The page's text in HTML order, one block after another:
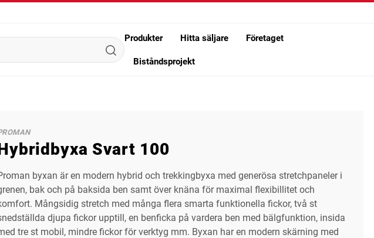
Produkter Hitta säljare Företaget
Biståndsprojekt
Svart 100
byxan är en modern hybrid och trekkingbyxa med generösa stretchpaneler i
bak och på baksida ben samt över knäna för maximal flexibillitet och
Mångsidig stretch med många flera smarta funktionella fickor, två st
djupa fickor upptill, en benficka på vardera ben med bälgfunktion, insida
tre st mobil, mindre fickor för verktyg mm. Byxan har en modern skärning med